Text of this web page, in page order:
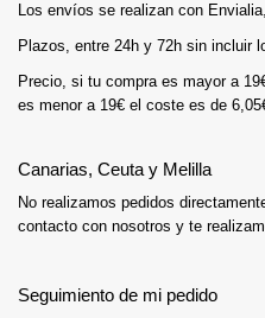
Los envíos se realizan con
Plazos, entre 24h y 72h sin incluir
Precio, si tu compra es mayor a
es menor a 19€ el coste es de
Canarias, Ceuta y Melilla
No realizamos pedidos
contacto con nosotros y te
Seguimiento de mi pedido